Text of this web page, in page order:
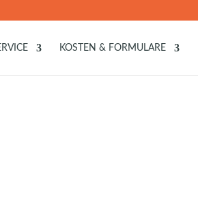
KOSTEN & FORMULARE